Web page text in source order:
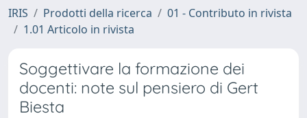
IRIS Prodotti della ricerca
01 - Contributo in rivista
1.01 Articolo in rivista
Soggettivare la formazione dei
docenti: note sul pensiero di Gert
Biesta